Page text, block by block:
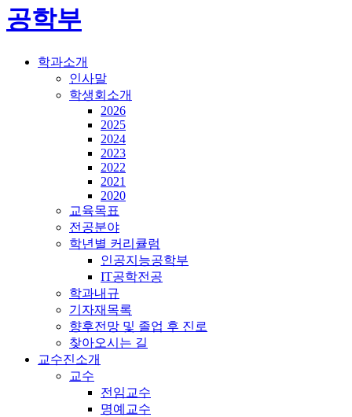
공학부
학과소개
인사말
학생회소개
2026
2025
2024
2023
2022
2021
2020
교육목표
전공분야
학년별 커리큘럼
인공지능공학부
IT공학전공
학과내규
기자재목록
향후전망 및 졸업 후 진로
찾아오시는 길
교수진소개
교수
전임교수
명예교수